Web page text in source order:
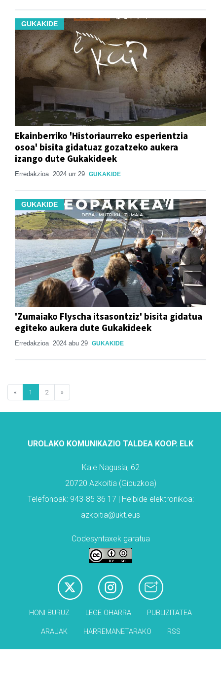
GUKAKIDE
Ekainberriko 'Historiaurreko esperientzia
osoa' bisita gidatuaz gozatzeko aukera
izango dute Gukakideek
Erredakzioa 2024 urr 29 GUKAKIDE
GUKAKIDE
'Zumaiako Flyscha itsasontziz' bisita gidatua
egiteko aukera dute Gukakideek
Erredakzioa 2024 abu 29 GUKAKIDE
« 1 2 »
UROLAKO KOMUNIKAZIO TALDEA KOOP. ELK
Kale Nagusia, 62
20720 Azkoitia (Gipuzkoa)
Telefonoak: 943-85 36 17 | Helbide elektronikoa:
azkoitia@ukt.eus
Codesyntaxek garatua
HONI BURUZ LEGE OHARRA PUBLIZITATEA
ARAUAK HARREMANETARAKO RSS